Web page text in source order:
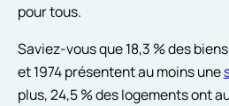
pour tous.
Saviez-vous que 18,3 % des
et 1974 présentent au moins une
plus, 24,5 % des logements ont